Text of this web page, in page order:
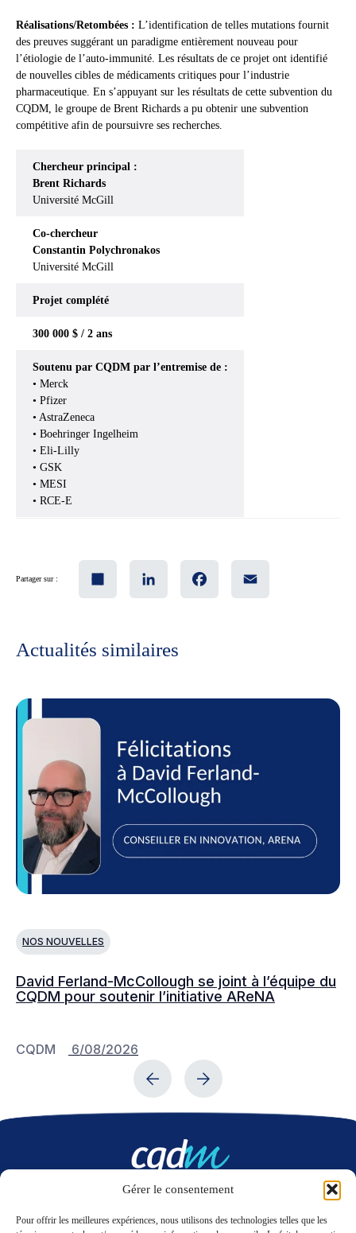
Gérer le consentement
Pour offrir les meilleures expériences, nous utilisons des technologies telles que les
Réalisations/Retombées : L’identification de telles mutations fournit
des preuves suggérant un paradigme entièrement nouveau pour
l’étiologie de l’auto-immunité. Les résultats de ce projet ont identifié
de nouvelles cibles de médicaments critiques pour l’industrie
pharmaceutique. En s’appuyant sur les résultats de cette subvention du
CQDM, le groupe de Brent Richards a pu obtenir une subvention
compétitive afin de poursuivre ses recherches.
Chercheur principal :
Brent Richards
Université McGill
Co-chercheur
Constantin Polychronakos
Université McGill
Projet complété
300 000 $ / 2 ans
Soutenu par CQDM par l’entremise de :
• Merck
• Pfizer
• AstraZeneca
• Boehringer Ingelheim
• Eli-Lilly
• GSK
• MESI
• RCE-E
Partager sur :
Actualités similaires
NOS NOUVELLES
David Ferland-McCollough se joint à l’équipe du
CQDM pour soutenir l’initiative AReNA
CQDM 6/08/2026